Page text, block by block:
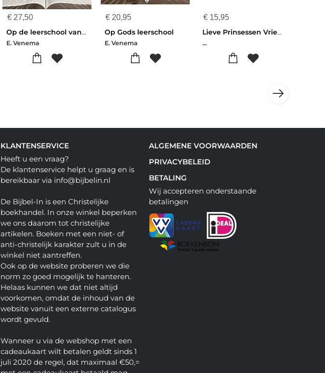
€ 27,50
Op de leerschool van het Woord
E. Venema
€20,95
Op Gods leerschool
E. Venema
€ 15,95
Lieve Prinsessen Vriendenboek
...
KLANTENSERVICE
Heeft u een vraag?
De klantenservice helpt u graag en is
bereikbaar via info@bijbelin.nl
De Bijbel-In is een Christelijke
boekhandel. In onze winkel beperken
we ons daarom tot christelijke
artikelen. Boeken met een niet- of
anti-christelijk karakter zult u in de
winkel niet aantreffen.
Ook op de website proberen we die
norm zo goed mogelijk te hanteren.
Helaas kunnen we dat niet altijd
voorkomen, omdat de inhoud van de
website vanuit een externe catalogus
wordt gevuld.
Wanneer u via de webshop met een
cadeaukaart wilt betalen geldt sinds 1
juli 2020 de regel, dat maximaal €50,=
ALGEMENE VOORWAARDEN
PRIVACYBELEID
BETALING
Wij accepteren onderstaande
betalingen